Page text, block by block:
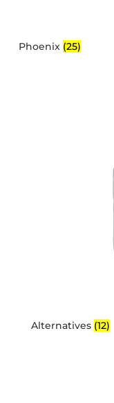
Phoenix (25)
Alternatives (12)